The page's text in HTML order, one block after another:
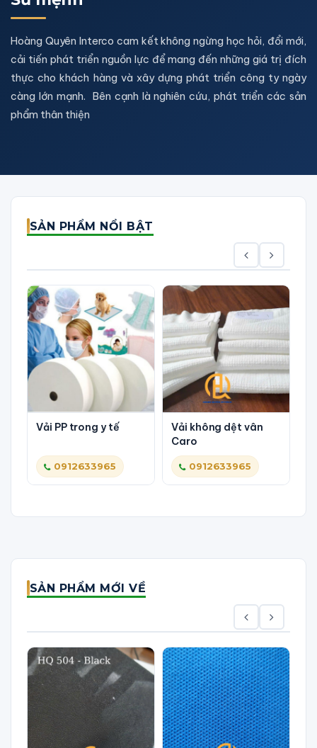
Hoàng Quyên Interco cam kết không ngừng học hỏi, đổi mới,
cải tiến phát triển nguồn lực để mang đến những giá trị đích
thực cho khách hàng và xây dựng phát triển công ty ngày
càng lớn mạnh. Bên cạnh là nghiên cứu, phát triển các sản
phẩm thân thiện
SẢN PHẨM NỔI BẬT
Vải PP trong y tế
0912633965
Vải không dệt vân
Caro
0912633965
SẢN PHẨM MỚI VỀ